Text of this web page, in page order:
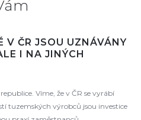
V ČR JSOU UZNÁVÁNY
I NA JINÝCH
Víme, že v ČR se vyrábí
tuzemských výrobců jsou investice